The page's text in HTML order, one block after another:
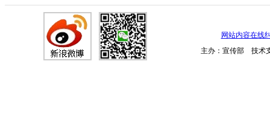
网站内容在线
主办：宣传部 技术